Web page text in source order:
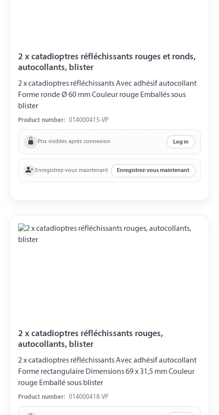
2 x catadioptres réfléchissants rouges et ronds,
autocollants, blister
2 x catadioptres réfléchissants Avec adhésif autocollant
Forme ronde Ø 60 mm Couleur rouge Emballés sous
blister
Product number: 014000415-VP
Prix visibles après connexion Log in
Enregistrez-vous maintenant Enregistrez-vous maintenant
2 x catadioptres réfléchissants rouges,
autocollants, blister
2 x catadioptres réfléchissants Avec adhésif autocollant
Forme rectangulaire Dimensions 69 x 31,5 mm Couleur
rouge Emballé sous blister
Product number: 014000418-VP